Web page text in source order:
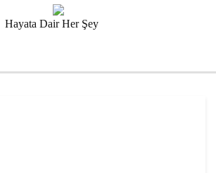
Hayata Dair Her Şey